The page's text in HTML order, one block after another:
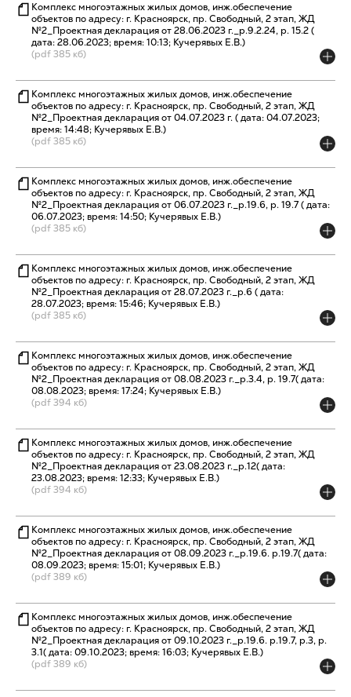
Комплекс многоэтажных жилых домов, инж.обеспечение
объектов по адресу: г. Красноярск, пр. Свободный, 2 этап, ЖД
№2_Проектная декларация от 28.06.2023 г._р.9.2.24, р. 15.2 (
дата: 28.06.2023; время: 10:13; Кучерявых Е.В.)
(pdf 385 кб)
Комплекс многоэтажных жилых домов, инж.обеспечение
объектов по адресу: г. Красноярск, пр. Свободный, 2 этап, ЖД
№2_Проектная декларация от 04.07.2023 г. ( дата: 04.07.2023;
время: 14:48; Кучерявых Е.В.)
(pdf 385 кб)
Комплекс многоэтажных жилых домов, инж.обеспечение
объектов по адресу: г. Красноярск, пр. Свободный, 2 этап, ЖД
№2_Проектная декларация от 06.07.2023 г._р.19.6, р. 19.7 ( дата:
06.07.2023; время: 14:50; Кучерявых Е.В.)
(pdf 385 кб)
Комплекс многоэтажных жилых домов, инж.обеспечение
объектов по адресу: г. Красноярск, пр. Свободный, 2 этап, ЖД
№2_Проектная декларация от 28.07.2023 г._р.6 ( дата:
28.07.2023; время: 15:46; Кучерявых Е.В.)
(pdf 385 кб)
Комплекс многоэтажных жилых домов, инж.обеспечение
объектов по адресу: г. Красноярск, пр. Свободный, 2 этап, ЖД
№2_Проектная декларация от 08.08.2023 г._р.3.4, р. 19.7( дата:
08.08.2023; время: 17:24; Кучерявых Е.В.)
(pdf 394 кб)
Комплекс многоэтажных жилых домов, инж.обеспечение
объектов по адресу: г. Красноярск, пр. Свободный, 2 этап, ЖД
№2_Проектная декларация от 23.08.2023 г._р.12( дата:
23.08.2023; время: 12:33; Кучерявых Е.В.)
(pdf 394 кб)
Комплекс многоэтажных жилых домов, инж.обеспечение
объектов по адресу: г. Красноярск, пр. Свободный, 2 этап, ЖД
№2_Проектная декларация от 08.09.2023 г._р.19.6. р.19.7( дата:
08.09.2023; время: 15:01; Кучерявых Е.В.)
(pdf 389 кб)
Комплекс многоэтажных жилых домов, инж.обеспечение
объектов по адресу: г. Красноярск, пр. Свободный, 2 этап, ЖД
№2_Проектная декларация от 09.10.2023 г._р.19.6. р.19.7, р.3, р.
3.1( дата: 09.10.2023; время: 16:03; Кучерявых Е.В.)
(pdf 389 кб)